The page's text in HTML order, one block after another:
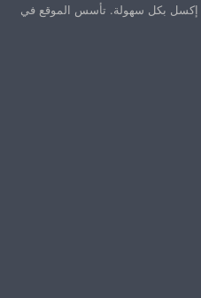
إكسل بكل سهولة. تأسس الموقع في